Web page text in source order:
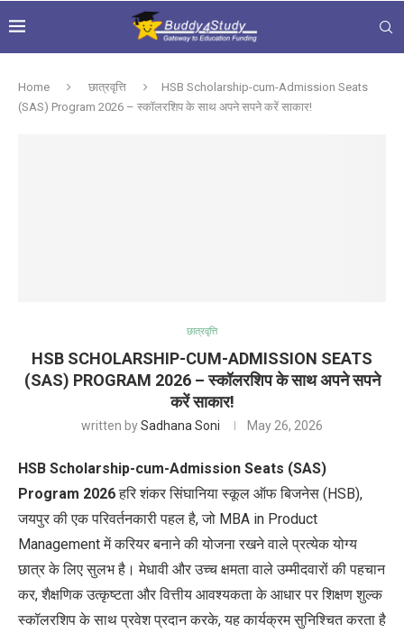
Home छात्रवृत्ति
HSB Scholarship-cum-Admission Seats
(SAS) Program 2026 – स्कॉलरशिप के साथ अपने सपने करें साकार!
छात्रवृत्ति
HSB SCHOLARSHIP-CUM-ADMISSION SEATS
(SAS) PROGRAM 2026 – स्कॉलरशिप के साथ अपने सपने
करें साकार!
written bySadhana Soni May 26, 2026
HSB Scholarship-cum-Admission Seats (SAS)
Program 2026हरि शंकर सिंघानिया स्कूल ऑफ बिजनेस (HSB),
जयपुर की एक परिवर्तनकारी पहल है, जो MBA in Product
Management में करियर बनाने की योजना रखने वाले प्रत्येक योग्य
छात्र के लिए सुलभ है। मेधावी और उच्च क्षमता वाले उम्मीदवारों की पहचान
कर, शैक्षणिक उत्कृष्टता और वित्तीय आवश्यकता के आधार पर शिक्षण शुल्क
स्कॉलरशिप के साथ प्रवेश प्रदान करके, यह कार्यक्रम सुनिश्चित करता है